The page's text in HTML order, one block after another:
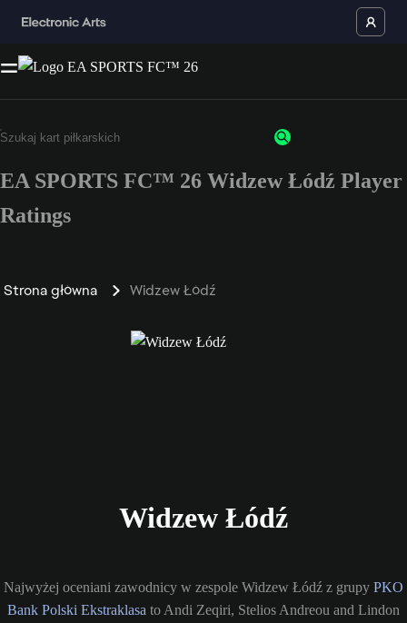
EA SPORTS FC™ 26 Widzew Łódź Player
Ratings
Strona główna Widzew Łódź
Widzew Łódź
Najwyżej oceniani zawodnicy w zespole Widzew Łódź z grupy PKO
Bank Polski Ekstraklasa to Andi Zeqiri, Stelios Andreou and Lindon